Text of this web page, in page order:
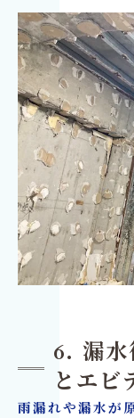
6. 漏水
とエビ
雨漏れや漏水が